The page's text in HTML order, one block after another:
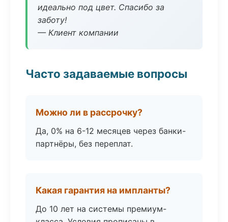
идеально под цвет. Спасибо за
заботу!
— Клиент компании
Часто задаваемые вопросы
Можно ли в рассрочку?
Да, 0% на 6-12 месяцев через банки-
партнёры, без переплат.
Какая гарантия на импланты?
До 10 лет на системы премиум-